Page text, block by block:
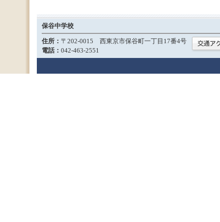
保谷中学校
住所： 〒202-0015 西東京市保谷町一丁目17番4号
電話： 042-463-2551